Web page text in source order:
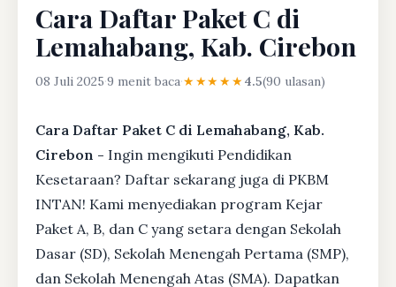
Cara Daftar Paket C di
Lemahabang, Kab. Cirebon
08 Juli 2025·9 menit baca·★★★★★4.5(90 ulasan)
Cara Daftar Paket C di Lemahabang, Kab.
Cirebon - Ingin mengikuti Pendidikan
Kesetaraan? Daftar sekarang juga di PKBM
INTAN! Kami menyediakan program Kejar
Paket A, B, dan C yang setara dengan Sekolah
Dasar (SD), Sekolah Menengah Pertama (SMP),
dan Sekolah Menengah Atas (SMA). Dapatkan